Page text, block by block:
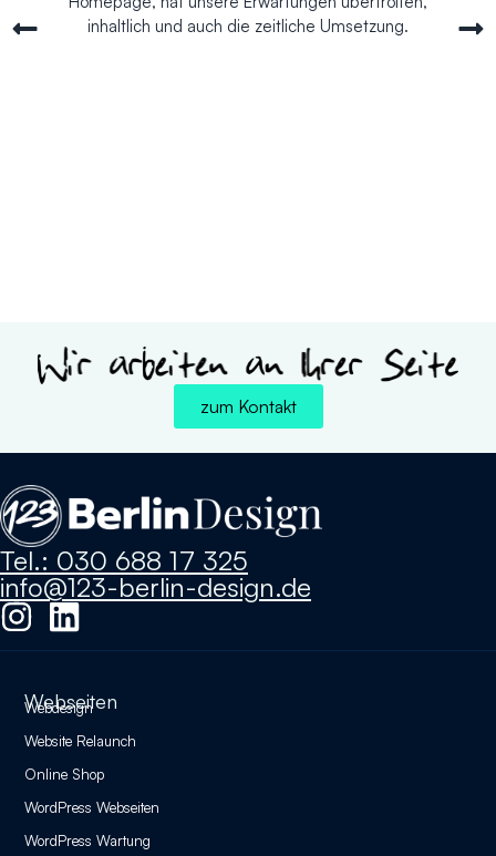
inhaltlich und auch die zeitliche Umsetzung.
zum Kontakt
Tel.: 030 688 17 325
info@123-berlin-design.de
Webseiten
Webdesign
Website Relaunch
Online Shop
WordPress Webseiten
WordPress Wartung